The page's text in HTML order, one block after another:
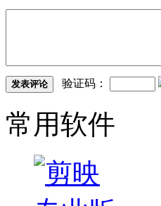
发表评论 验证码：
常用软件